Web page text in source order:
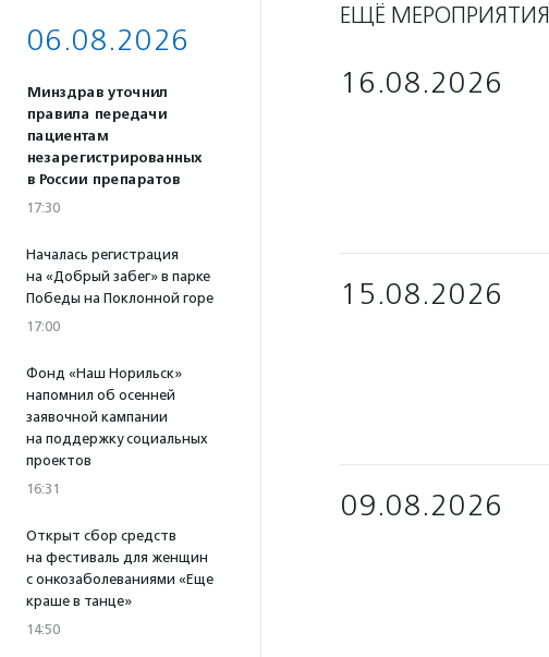
06.08.2026
Минздрав уточнил
правила передачи
пациентам
незарегистрированных
в России препаратов
17:30
Началась регистрация
на «Добрый забег» в парке
Победы на Поклонной горе
17:00
Фонд «Наш Норильск»
напомнил об осенней
заявочной кампании
на поддержку социальных
проектов
16:31
Открыт сбор средств
на фестиваль для женщин
с онкозаболеваниями «Еще
краше в танце»
14:50
ЕЩЁ МЕРОПРИЯТИЯ
16.08.2026
15.08.2026
09.08.2026